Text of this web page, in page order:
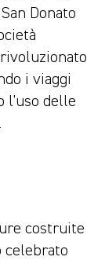
Donato
rivoluzionato
i viaggi
l’uso delle
costruite
celebrato